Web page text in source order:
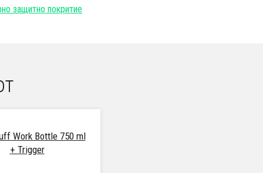
защитно покритие
Work Bottle 750 ml
+ Trigger